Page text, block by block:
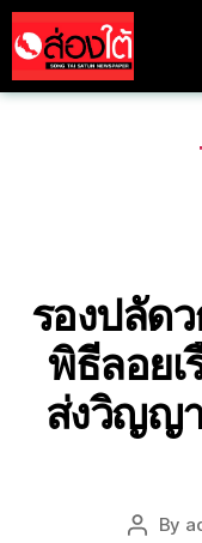
รองปลัด
พิธีลอยเ
ส่งวิญญ
By